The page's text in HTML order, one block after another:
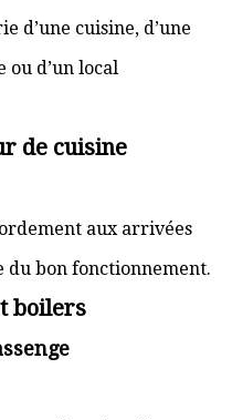
d’une cuisine, d’une
ou d’un local
de cuisine
aux arrivées
du bon fonctionnement.
boilers